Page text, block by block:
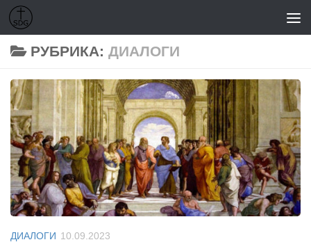
Перейти к содержимому
РУБРИКА: ДИАЛОГИ
ДИАЛОГИ 10.09.2023